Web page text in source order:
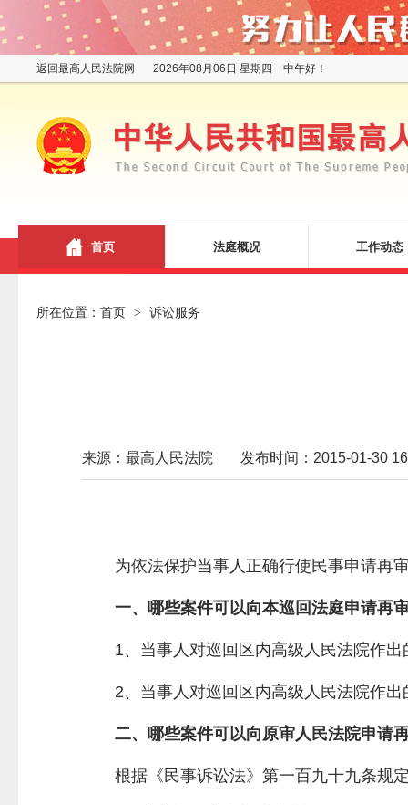
返回最高人民法院网 2026年08月06日 星期四 中午好！
首页 法庭概况 工作动态
所在位置： 首页 > 诉讼服务
来源：最高人民法院 发布时间：2015-01-30
为依法保护当事人正确行使民事申请再
一、哪些案件可以向本巡回法庭申请再
1、当事人对巡回区内高级人民法院作
2、当事人对巡回区内高级人民法院作
二、哪些案件可以向原审人民法院申请
根据《民事诉讼法》第一百九十九条规